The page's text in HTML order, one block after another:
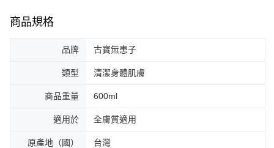
商品規格
品牌 古寶無患子
類型 清潔身體肌膚
商品重量 600ml
適用於 全膚質適用
原產地（國） 台灣